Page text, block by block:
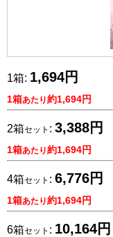
1箱: 1,694円
1箱あたり約1,694円
2箱セット : 3,388円
1箱あたり約1,694円
4箱セット : 6,776円
1箱あたり約1,694円
6箱セット : 10,164円